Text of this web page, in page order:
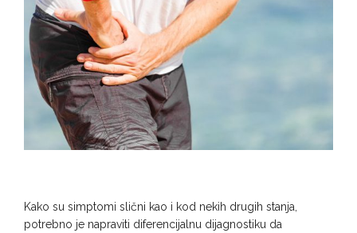
Kako su simptomi slični kao i kod nekih drugih stanja,
potrebno je napraviti diferencijalnu dijagnostiku da